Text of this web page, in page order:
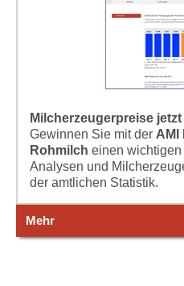
Milcherzeugerpreise
Gewinnen Sie mit der AMI
Rohmilch einen wichtigen
Analysen und
der amtlichen Statistik.
Mehr